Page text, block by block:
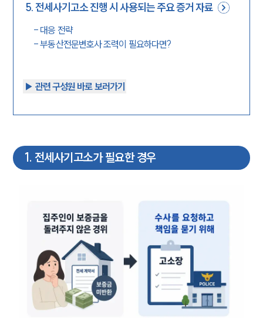
5.전세사기고소 진행 시 사용되는 주요 증거 자료
- 대응 전략
-부동산전문변호사 조력이 필요하다면?
▶︎ 관련 구성원 바로 보러가기
1 . 전세사기고소가 필요한 경우